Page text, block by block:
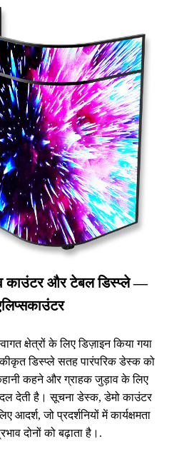
काउंटर और टेबल डिस्प्ले —
क्षेत्रों के लिए डिज़ाइन किया गया
डिस्प्ले सतह पारंपरिक डेस्क को
कहने और ग्राहक जुड़ाव के लिए
देती है। सूचना डेस्क, डेमो काउंटर
आदर्श, जो प्रदर्शनियों में कार्यक्षमता
दोनों को बढ़ाता है।.